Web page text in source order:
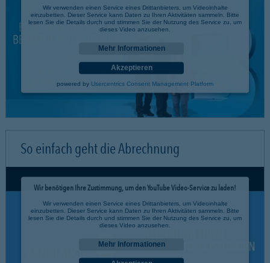
Wir verwenden einen Service eines Drittanbieters, um Videoinhalte
einzubetten. Dieser Service kann Daten zu Ihren Aktivitäten sammeln. Bitte
lesen Sie die Details durch und stimmen Sie der Nutzung des Service zu, um
dieses Video anzusehen.
Mehr Informationen
Akzeptieren
powered by Usercentrics Consent Management Platform
So einfach geht die Abrechnung
Wir benötigen Ihre Zustimmung, um den YouTube Video-Service zu laden!
Wir verwenden einen Service eines Drittanbieters, um Videoinhalte
einzubetten. Dieser Service kann Daten zu Ihren Aktivitäten sammeln. Bitte
lesen Sie die Details durch und stimmen Sie der Nutzung des Service zu, um
dieses Video anzusehen.
Mehr Informationen